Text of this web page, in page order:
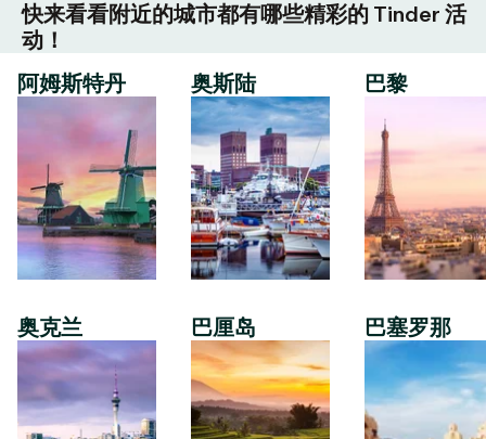
快来看看附近的城市都有哪些精彩的 Tinder 活
动！
阿姆斯特丹
奥克兰
奥斯陆
巴厘岛
巴黎
巴塞罗那